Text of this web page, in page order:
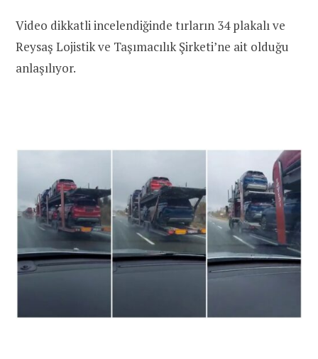
Video dikkatli incelendiğinde tırların 34 plakalı ve
Reysaş Lojistik ve Taşımacılık Şirketi’ne ait olduğu
anlaşılıyor.